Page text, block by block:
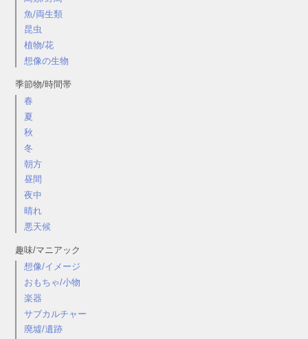
魚/両生類
昆虫
植物/花
想像の生物
季節物/時間帯
春
夏
秋
冬
朝方
昼間
夜中
晴れ
悪天候
趣味/マニアック
想像/イメージ
おもちゃ/小物
楽器
サブカルチャー
廃墟/遺跡